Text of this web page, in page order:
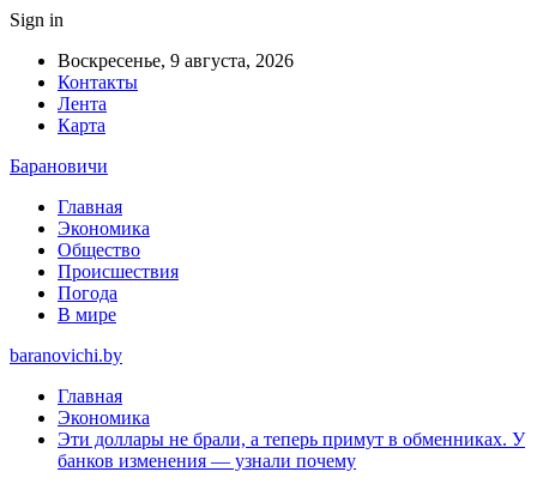
Sign in
Воскресенье, 9 августа, 2026
Контакты
Лента
Карта
Барановичи
Главная
Экономика
Общество
Происшествия
Погода
В мире
baranovichi.by
Главная
Экономика
Эти доллары не брали, а теперь примут в обменниках. У
банков изменения — узнали почему